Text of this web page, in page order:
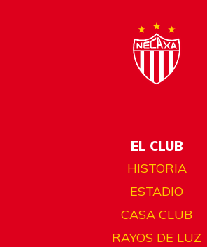
EL CLUB
HISTORIA
ESTADIO
CASA CLUB
RAYOS DE LUZ